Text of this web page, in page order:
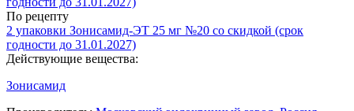
По рецепту
2 упаковки Зонисамид-ЭТ 25 мг №20 со скидкой (срок
годности до 31.01.2027)
Действующие вещества:
Зонисамид